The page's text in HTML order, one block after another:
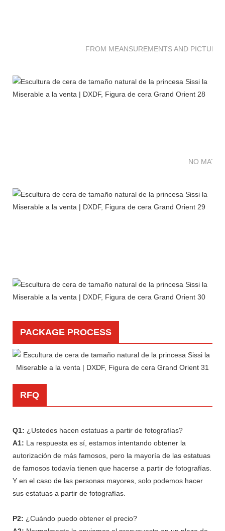
FROM MEANSUREMENTS AND
NO
PACKAGE PROCESS
RFQ
Q1: ¿Ustedes hacen estatuas a partir de fotografías?
A1: La respuesta es sí, estamos intentando obtener la
autorización de más famosos, pero la mayoría de las estatuas
de famosos todavía tienen que hacerse a partir de fotografías.
Y en el caso de las personas mayores, solo podemos hacer
sus estatuas a partir de fotografías.
P2: ¿Cuándo puedo obtener el precio?